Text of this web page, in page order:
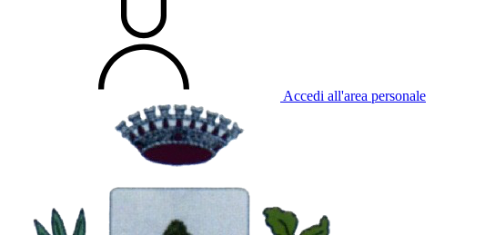
Accedi all'area personale